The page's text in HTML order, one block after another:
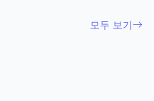
모두 보기